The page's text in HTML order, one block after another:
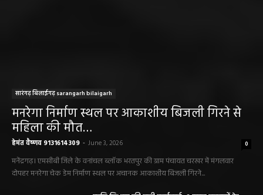
सारंगढ़ बिलाईगढ़ sarangarh bilaigarh
मनरेगा निर्माण स्थल पर आकाशीय बिजली गिरने से
महिला की मौत…
हेमंत वैष्णव 9131614309 - June 3, 2026 0
मनेंद्रगढ़। एमसीबी जिले के वनांचल ब्लॉक भरतपुर की ग्राम पंचायत चरखर में मंगलवार
दोपहर मनरेगा चेक डेम निर्माण स्थल पर अचानक आकाशीय बिजली गिरने...